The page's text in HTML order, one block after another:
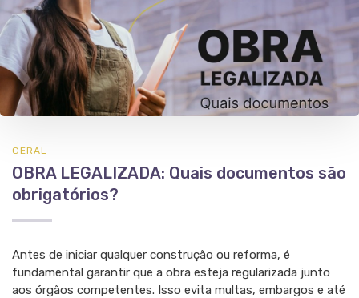
GERAL
OBRA LEGALIZADA: Quais documentos são
obrigatórios?
Antes de iniciar qualquer construção ou reforma, é
fundamental garantir que a obra esteja regularizada junto
aos órgãos competentes. Isso evita multas, embargos e até